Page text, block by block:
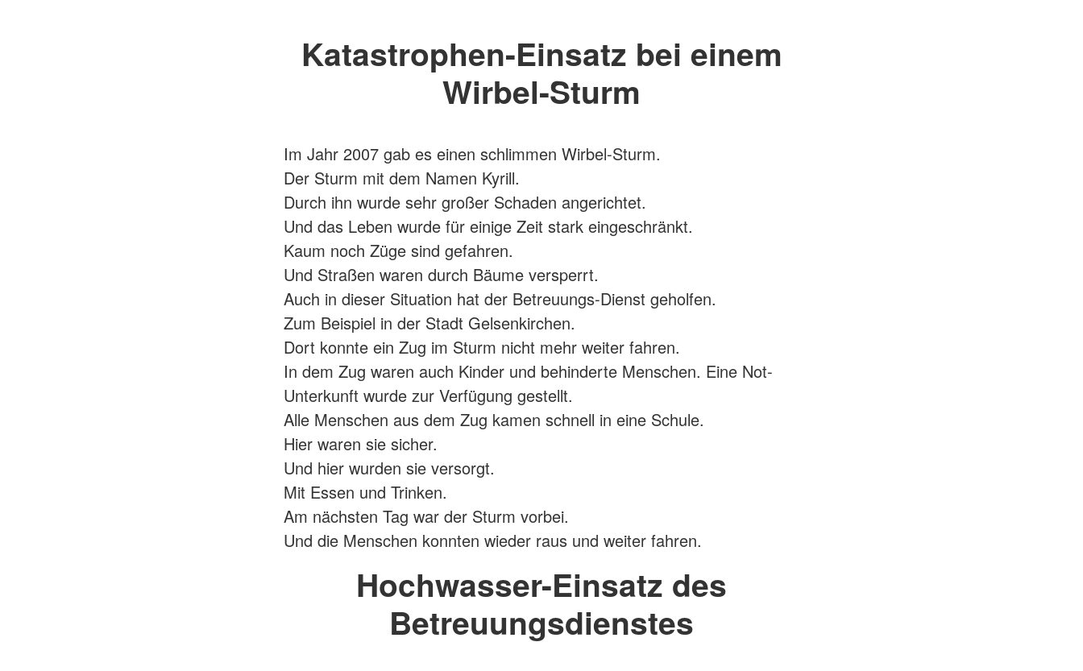
Katastrophen-Einsatz bei einem
Wirbel-Sturm
Im Jahr 2007 gab es einen schlimmen Wirbel-Sturm.
Der Sturm mit dem Namen Kyrill.
Durch ihn wurde sehr großer Schaden angerichtet.
Und das Leben wurde für einige Zeit stark eingeschränkt.
Kaum noch Züge sind gefahren.
Und Straßen waren durch Bäume versperrt.
Auch in dieser Situation hat der Betreuungs-Dienst geholfen.
Zum Beispiel in der Stadt Gelsenkirchen.
Dort konnte ein Zug im Sturm nicht mehr weiter fahren.
In dem Zug waren auch Kinder und behinderte Menschen. Eine Not-
Unterkunft wurde zur Verfügung gestellt.
Alle Menschen aus dem Zug kamen schnell in eine Schule.
Hier waren sie sicher.
Und hier wurden sie versorgt.
Mit Essen und Trinken.
Am nächsten Tag war der Sturm vorbei.
Und die Menschen konnten wieder raus und weiter fahren.
Hochwasser-Einsatz des
Betreuungsdienstes